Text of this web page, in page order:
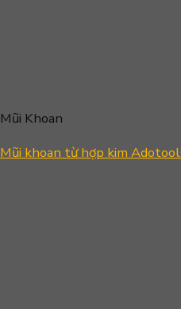
Mũi Khoan
Mũi khoan từ hợp kim